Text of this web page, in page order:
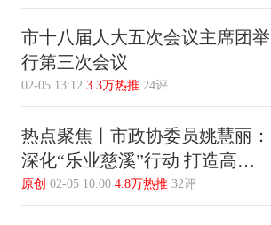
市十八届人大五次会议主席团举
行第三次会议
02-05 13:12 3.3万热推 24评
热点聚焦丨市政协委员姚慧丽：
深化“乐业慈溪”行动 打造高质
量就业先行区
原创 02-05 10:00 4.8万热推 32评